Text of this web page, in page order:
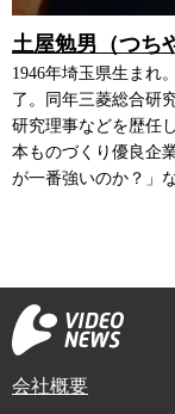
土屋勉男（つち
1946年埼玉県生まれ
了。同年三菱総合研
研究理事などを歴任
本ものづくり優良企
が一番強いのか？」な
会社概要